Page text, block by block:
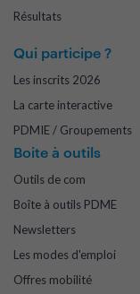
Résultats
Qui participe ?
Les inscrits 2026
La carte interactive
PDMIE / Groupements
Boite à outils
Outils de com
Boîte à outils PDME
Newsletters
Les modes d'emploi
Offres mobilité